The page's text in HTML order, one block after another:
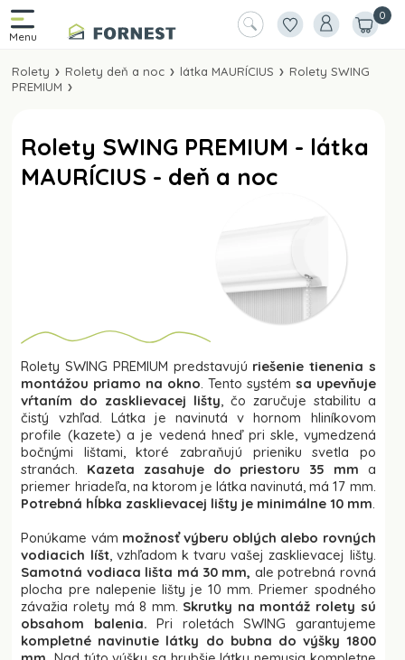
0
Rolety Rolety deň a noc látka MAURÍCIUS
Rolety SWING
PREMIUM
Rolety SWING PREMIUM - látka
MAURÍCIUS - deň a noc
Rolety SWING PREMIUM predstavujú riešenie tienenia s
montážou priamo na okno . Tento systém sa upevňuje
vŕtaním do zasklievacej lišty , čo zaručuje stabilitu a
čistý vzhľad. Látka je navinutá v hornom hliníkovom
profile (kazete) a je vedená hneď pri skle, vymedzená
bočnými lištami, ktoré zabraňujú prieniku svetla po
stranách.
Kazeta zasahuje do priestoru 35 mm a
priemer hriadeľa, na ktorom je látka navinutá, má 17 mm.
Potrebná hĺbka zasklievacej lišty je minimálne 10 mm
Ponúkame vám možnosť výberu oblých alebo rovných
vodiacich líšt, vzhľadom k tvaru vašej zasklievacej lišty.
Samotná vodiaca lišta má 30 mm, ale potrebná rovná
plocha pre nalepenie lišty je 10 mm. Priemer spodného
závažia rolety má 8 mm. Skrutky na montáž rolety sú
obsahom balenia. Pri roletách SWING garantujeme
kompletné navinutie látky do bubna do výšky 1800